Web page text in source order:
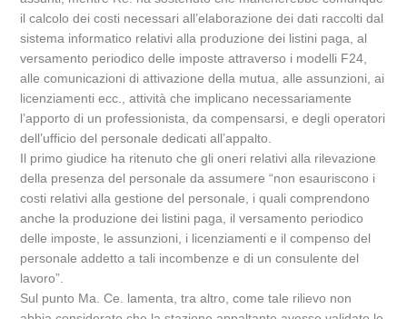
il calcolo dei costi necessari all’elaborazione dei dati raccolti dal
sistema informatico relativi alla produzione dei listini paga, al
versamento periodico delle imposte attraverso i modelli F24,
alle comunicazioni di attivazione della mutua, alle assunzioni, ai
licenziamenti ecc., attività che implicano necessariamente
l’apporto di un professionista, da compensarsi, e degli operatori
dell’ufficio del personale dedicati all’appalto.
Il primo giudice ha ritenuto che gli oneri relativi alla rilevazione
della presenza del personale da assumere “non esauriscono i
costi relativi alla gestione del personale, i quali comprendono
anche la produzione dei listini paga, il versamento periodico
delle imposte, le assunzioni, i licenziamenti e il compenso del
personale addetto a tali incombenze e di un consulente del
lavoro”.
Sul punto Ma. Ce. lamenta, tra altro, come tale rilievo non